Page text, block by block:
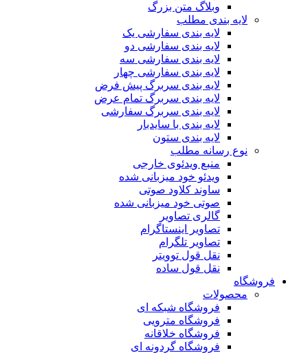
وبلاگ متن بزرگ
لایه بندی مطلب
لایه بندی سفارشی یک
لایه بندی سفارشی دو
لایه بندی سفارشی سه
لایه بندی سفارشی چهار
لایه بندی سربرگ پیش فرض
لایه بندی سربرگ تمام عرض
لایه بندی سربرگ سفارشی
لایه بندی با سایدبار
لایه بندی ستون
نوع رسانه مطلب
منبع ویدئوی خارجی
ویدئو خود میزبانی شده
ساوند کلاود صوتی
صوتی خود میزبانی شده
گالری تصاویر
تصاویر اینستاگرام
تصاویر تلگرام
نقل قول توویتر
نقل قول ساده
فروشگاه
محصولات
فروشگاه شبکه ای
فروشگاه مترویی
فروشگاه خلاقانه
فروشگاه گردونه ای